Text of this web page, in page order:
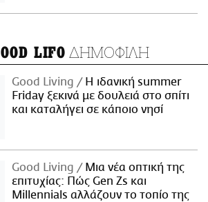
LIFO ΔΗΜΟΦΙΛΗ
Good Living
Η ιδανική summer
Friday ξεκινά με δουλειά στο σπίτι
και καταλήγει σε κάποιο νησί
Good Living
Μια νέα οπτική της
επιτυχίας: Πώς Gen Zs και
Millennials αλλάζουν το τοπίο της